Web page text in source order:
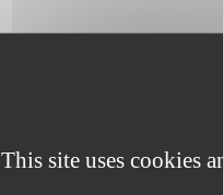
This site uses cookies